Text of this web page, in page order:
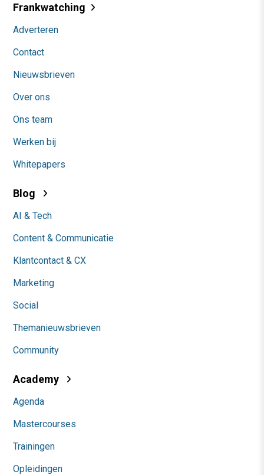
Frankwatching
Adverteren
Contact
Nieuwsbrieven
Over ons
Ons team
Werken bij
Whitepapers
Blog
AI & Tech
Content & Communicatie
Klantcontact & CX
Marketing
Social
Themanieuwsbrieven
Community
Academy
Agenda
Mastercourses
Trainingen
Opleidingen